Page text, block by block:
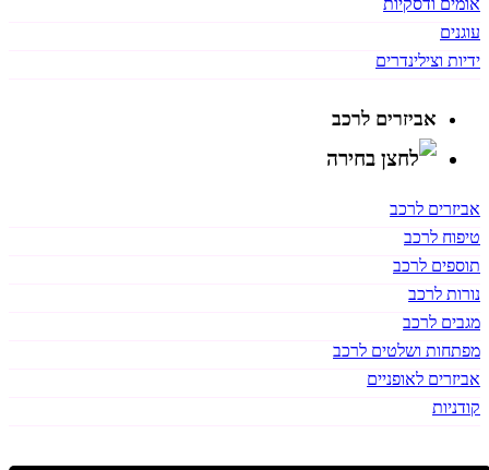
עוגנים
ידיות וצילינדרים
אביזרים לרכב
אביזרים לרכב
טיפוח לרכב
תוספים לרכב
נורות לרכב
מגבים לרכב
מפתחות ושלטים לרכב
אביזרים לאופניים
קודניות